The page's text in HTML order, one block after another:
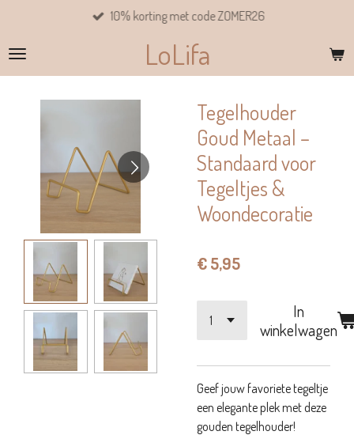
naar
de
LoLifa
10% korting met code ZOMER26
Tegelhouder
Goud Metaal –
Standaard voor
Tegeltjes &
Woondecoratie
€ 5,95
In
winkelwagen
Geef jouw favoriete tegeltje
een elegante plek met deze
gouden tegelhouder!